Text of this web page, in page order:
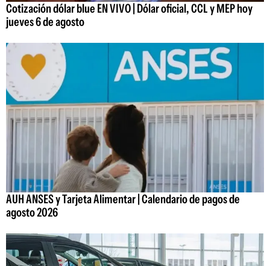
Cotización dólar blue EN VIVO | Dólar oficial, CCL y MEP hoy
jueves 6 de agosto
AUH ANSES y Tarjeta Alimentar | Calendario de pagos de
agosto 2026